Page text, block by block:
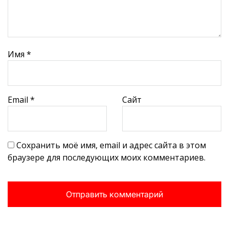
Имя *
Email * Сайт
Сохранить моё имя, email и адрес сайта в этом
браузере для последующих моих комментариев.